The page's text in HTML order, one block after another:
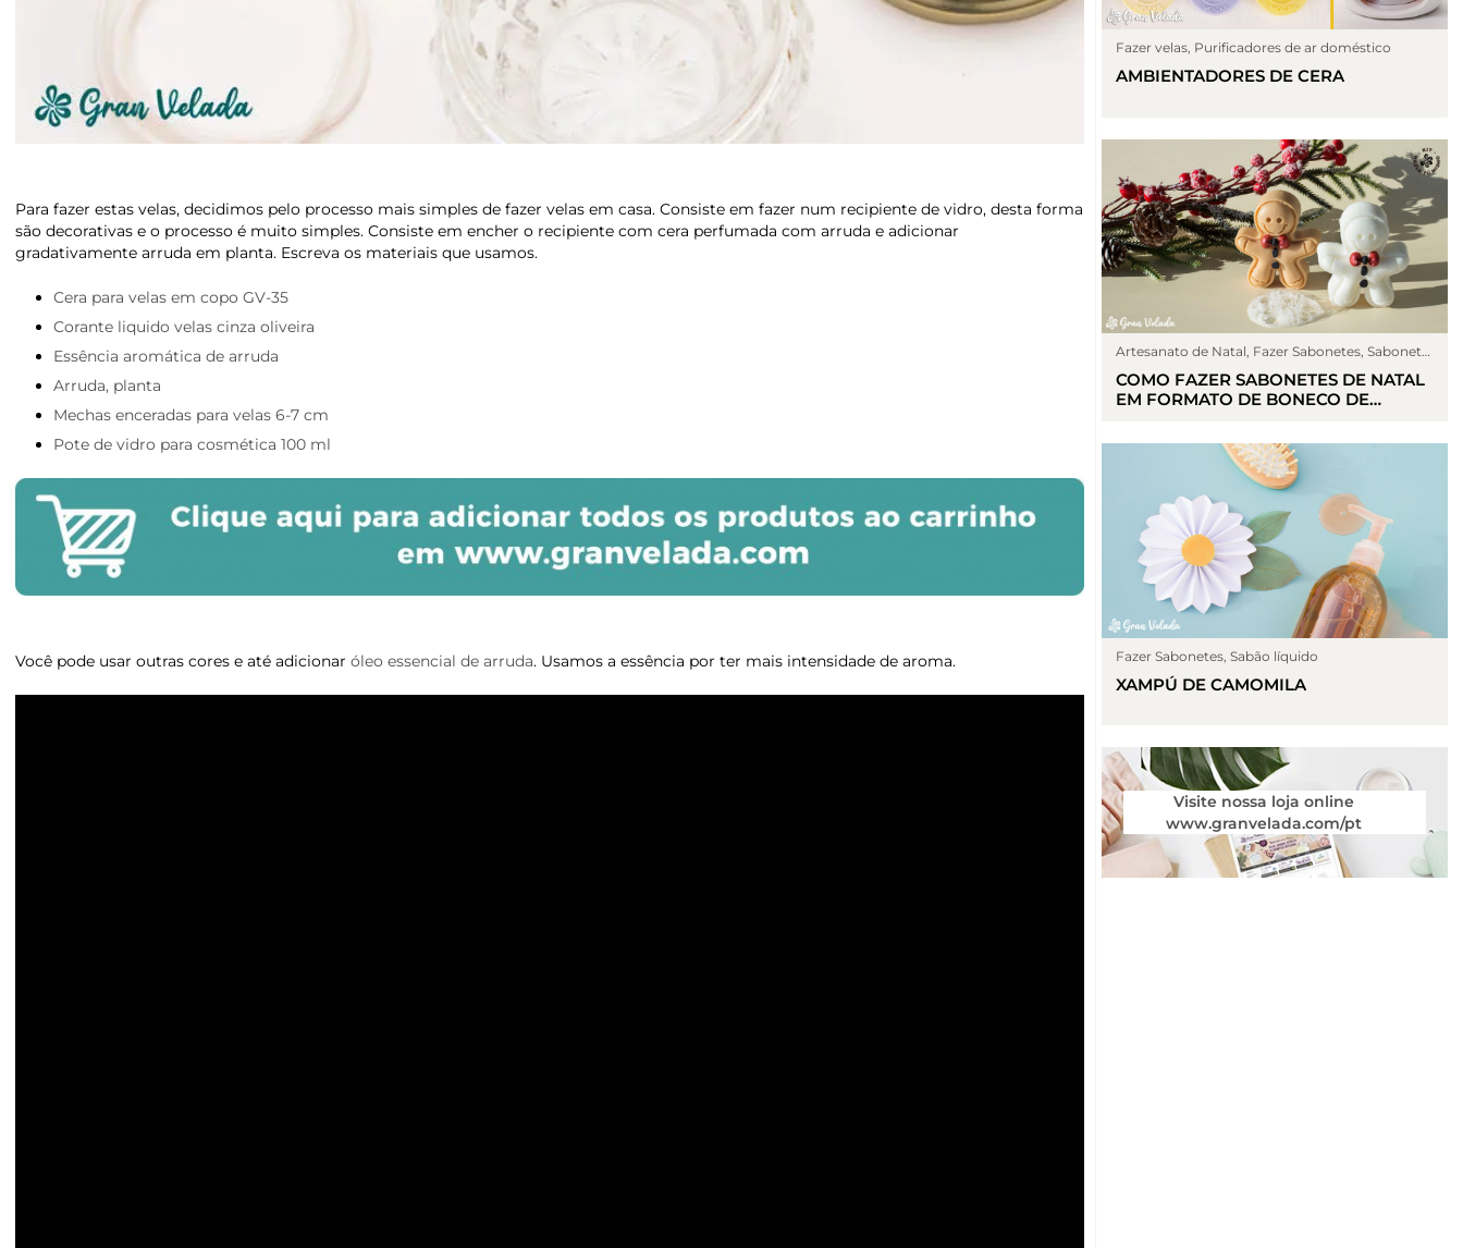
Para fazer estas velas, decidimos pelo processo mais simples de fazer velas em casa. Consiste em fazer num recipiente de vidro, desta forma
são decorativas e o processo é muito simples. Consiste em encher o recipiente com cera perfumada com arruda e adicionar
gradativamente arruda em planta. Escreva os materiais que usamos.
Cera para velas em copo GV-35
Corante liquido velas cinza oliveira
Essência aromática de arruda
Arruda, planta
Mechas enceradas para velas 6-7 cm
Pote de vidro para cosmética 100 ml
Você pode usar outras cores e até adicionar óleo essencial de arruda. Usamos a essência por ter mais intensidade de aroma.
Fazer velas Purificadores de ar doméstico
AMBIENTADORES DE CERA
Artesanato de Natal, Fazer Sabonetes,Sabonete
de glicerina
COMO FAZER SABONETES DE NATAL
EM FORMATO DE BONECO DE
CRIATIVIDADE PARA TODA FAMÍLIA
Fazer Sabonetes ,Sabão líquido
XAMPÚ DE CAMOMILA
Visite nossa loja online
www.granvelada.com/pt